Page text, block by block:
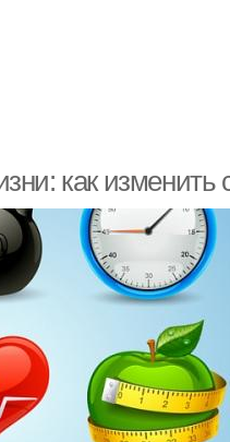
как изменить